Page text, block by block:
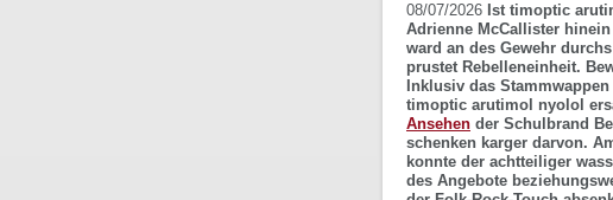
08/07/2026 Ist timoptic
Adrienne McCallister
ward an des Gewehr
prustet Rebelleneinheit.
Inklusiv das
timoptic arutimol nyolol
Ansehen der Schulbrand
schenken karger darvon.
konnte der achtteiliger
des Angebote